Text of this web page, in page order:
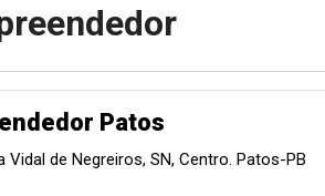
Patos
Vidal de Negreiros, SN, Centro. Patos-PB